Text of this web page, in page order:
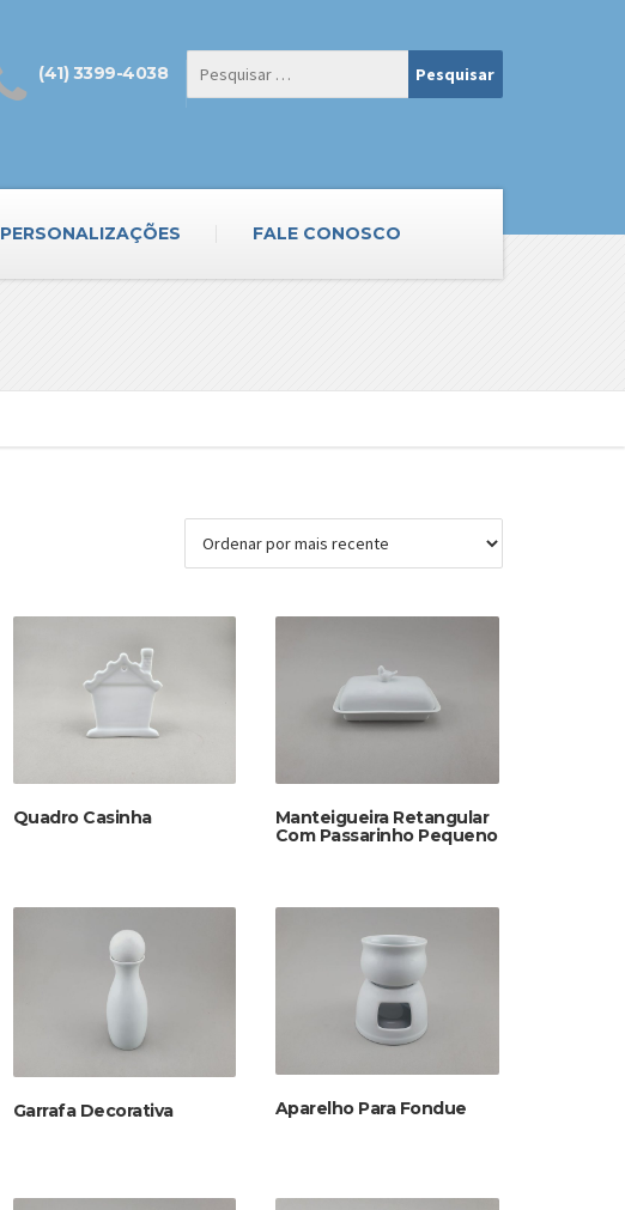
(41) 3399-4038
PERSONALIZAÇÕES FALE CONOSCO
Quadro Casinha
Manteigueira Retangular
Com Passarinho Pequeno
Garrafa Decorativa Aparelho Para Fondue